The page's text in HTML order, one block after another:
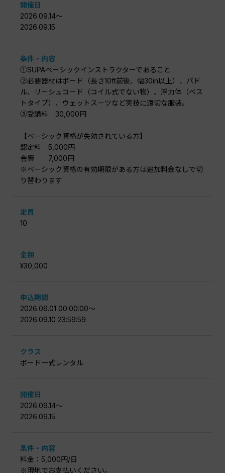
開催日
2026.09.14〜
2026.09.15
条件・内容
①SUPAベーシックインストラクターであること
②必要器材はボード（長さ10ft前後、幅30in以上）、パド
ル、リーシュコード（コイル式でない物）、浮力体（ベス
トタイプ）、ウェットスーツなど実技に適切な服装。
③受講料 30,000円
【ベーシック資格が失効されている方】
認定料 5,000円
会費 7,000円
※ベーシック資格の有効期限がある方は追加料金なしで切
り替わります
定員
10
金額
¥30,000
申込期間
2026.06.01 00:00:00〜
2026.09.10 23:59:59
クラス
ボード一式レンタル
開催日
2026.09.14〜
2026.09.15
条件・内容
料金：5,000円/日
※現地でお支払いください。